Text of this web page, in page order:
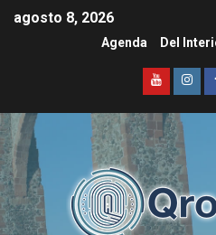
agosto 8, 2026
Agenda Del